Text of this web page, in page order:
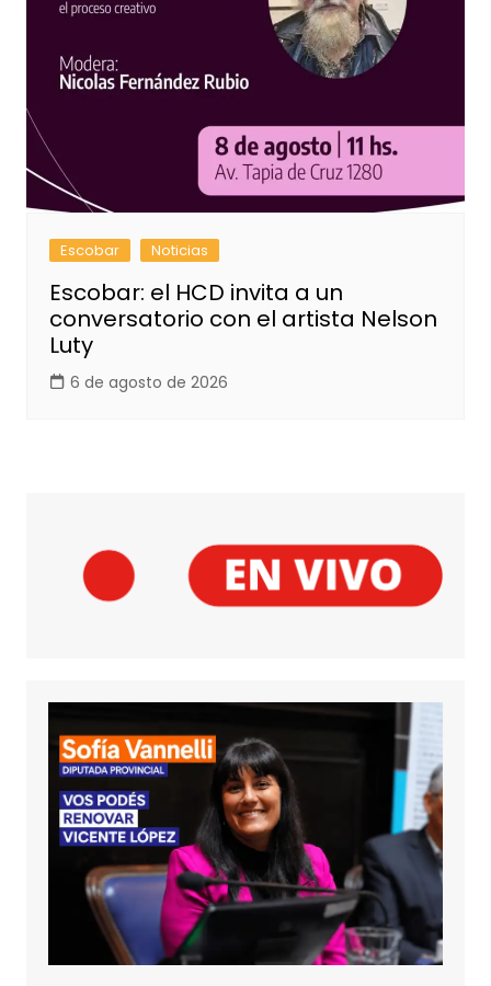
Escobar Noticias
Escobar: el HCD invita a un
conversatorio con el artista Nelson
Luty
6 de agosto de 2026